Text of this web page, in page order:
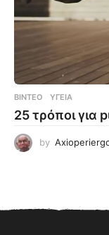
ΒΊΝΤΕΟ ΥΓΕΊΑ
25 τρόποι για
by